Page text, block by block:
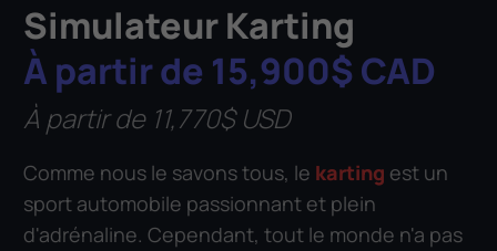
Simulateur Karting
À partir de 15,900$ CAD
À partir de 11,770$ USD
Comme nous le savons tous, le karting est un
sport automobile passionnant et plein
d'adrénaline. Cependant, tout le monde n'a pas